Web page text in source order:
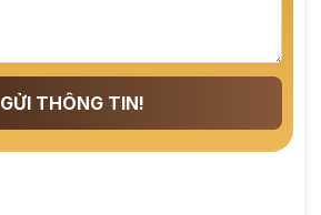
GỬI THÔNG TIN!